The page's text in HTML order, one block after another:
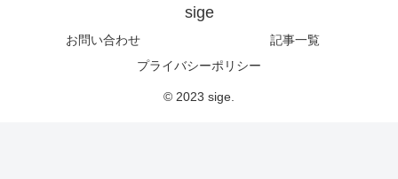
sige
お問い合わせ
記事一覧
プライバシーポリシー
© 2023 sige.